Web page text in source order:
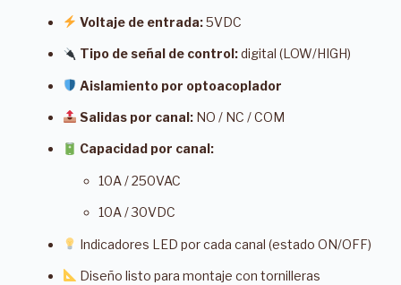
Voltaje de entrada:5VDC
Tipo de señal de control:digital (LOW/HIGH)
Aislamiento por optoacoplador
Salidas por canal:NO / NC / COM
Capacidad por canal:
10A / 250VAC
10A / 30VDC
Indicadores LED por cada canal (estado ON/OFF)
Diseño listo para montaje con tornilleras